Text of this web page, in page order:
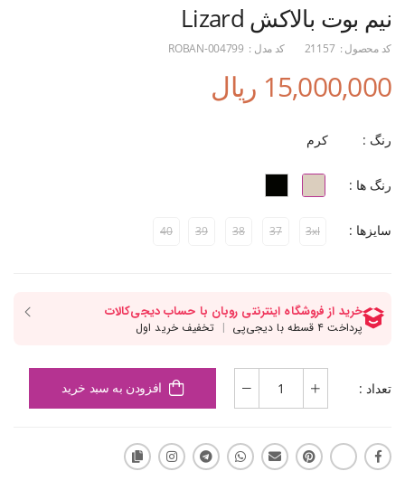
نیم بوت بالاکش Lizard
کد محصول : 21157 کد مدل : ROBAN-004799
15,000,000 ریال
رنگ : کرم
رنگ ها :
سایزها : 3xl
37
38
39
40
تعداد : افزودن به سبد خرید